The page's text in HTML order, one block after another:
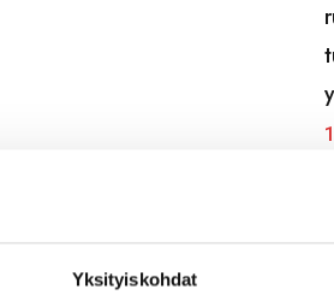
Yksityiskohdat